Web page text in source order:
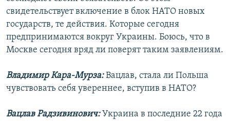
свидетельствует включение в блок НАТО новых
государств, те действия. Которые сегодня
предпринимаются вокруг Украины. Боюсь, что в
Москве сегодня вряд ли поверят таким заявлениям.
Владимир Кара-Мурза:Вацлав, стала ли Польша
чувствовать себя увереннее, вступив в НАТО?
Вацлав Радзивинович: Украина в последние 22 года